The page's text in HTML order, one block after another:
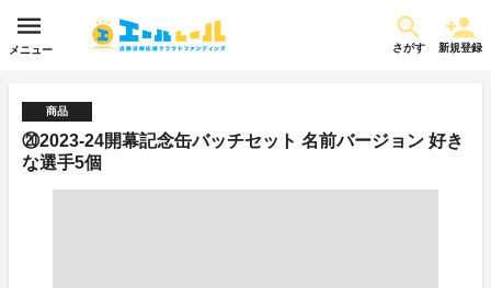
メニュー さがす 新規登録
商品
⑳2023-24開幕記念缶バッチセット 名前バージョン 好き
な選手5個